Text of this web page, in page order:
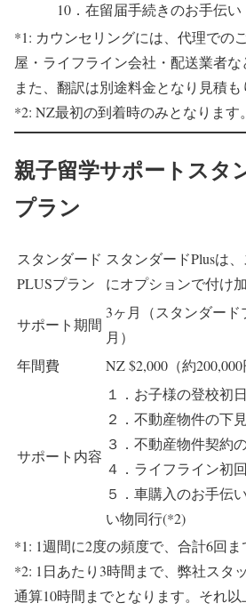
10．在留届手続きのお手伝い
*1: カウンセリングには、代理での
屋・ライフライン会社・配送業者な
また、翻訳は別途料金となり見積も
*2: NZ最初の到着時のみとなります。
親子留学サポートスタ
プラン
スタンダード
PLUSプラン
スタンダードPlusは
にオプションで付け
サポート期間
3ヶ月（スタンダー
月）
年間費
NZ $2,000（約
サポート内容
１．お子様の登校初
２．不動産物件の下
３．不動産物件契約
４．ライフライン初
５．車購入のお手伝
い物同行(*2)
*1: 1週間に2度の頻度で、合計6回ま
*2: 1日あたり3時間まで、弊社スタ
通算10時間までとなります。それ